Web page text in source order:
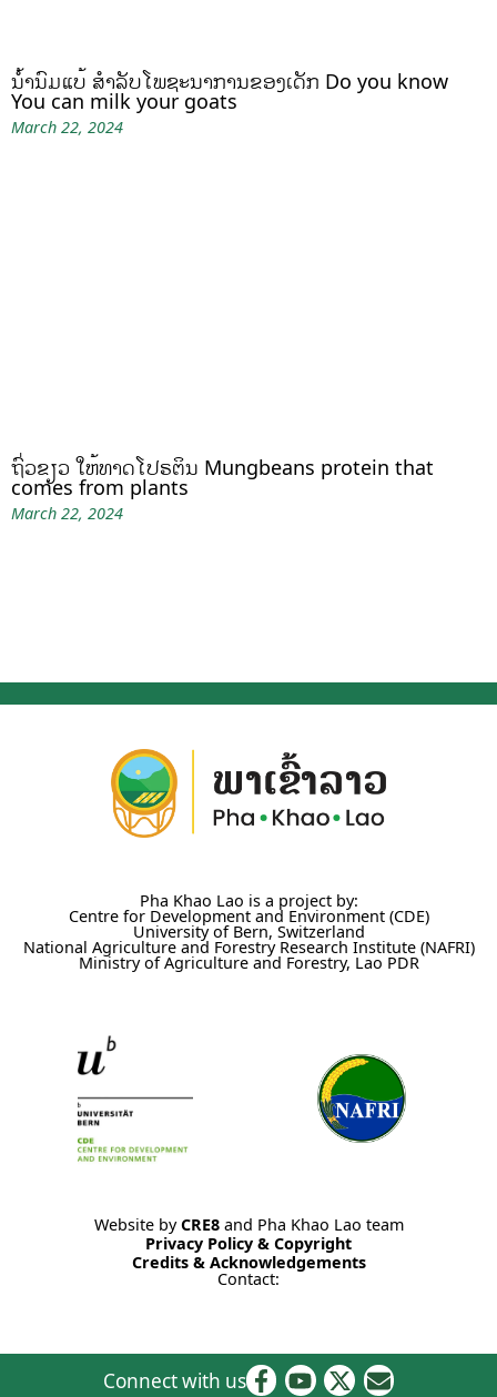
ນໍ້ານົມແບ້ ສຳລັບໂພຊະນາການຂອງເດັກ Do you know
You can milk your goats
March 22, 2024
ຖົ່ວຂຽວ ໃຫ້ທາດໂປຣຕິນ Mungbeans protein that
comes from plants
March 22, 2024
Pha Khao Lao is a project by:
Centre for Development and Environment (CDE)
University of Bern, Switzerland
National Agriculture and Forestry Research Institute (NAFRI)
Ministry of Agriculture and Forestry, Lao PDR
Website byCRE8and Pha Khao Lao team
Privacy Policy & Copyright
Credits & Acknowledgements
Contact:
Connect with us